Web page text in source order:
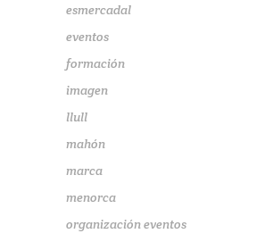
esmercadal
eventos
formación
imagen
llull
mahón
marca
menorca
organización eventos